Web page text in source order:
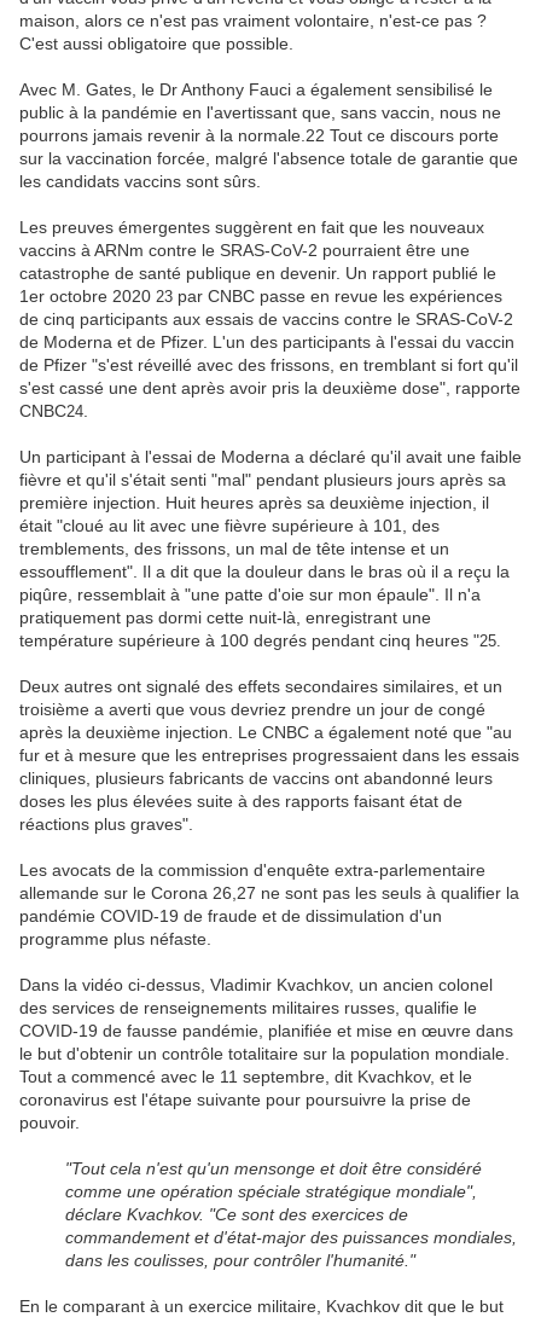
maison, alors ce n'est pas vraiment volontaire, n'est-ce pas ?
C'est aussi obligatoire que possible.
Avec M. Gates, le Dr Anthony Fauci a également sensibilisé le
public à la pandémie en l'avertissant que, sans vaccin, nous ne
pourrons jamais revenir à la normale.22 Tout ce discours porte
sur la vaccination forcée, malgré l'absence totale de garantie que
les candidats vaccins sont sûrs.
Les preuves émergentes suggèrent en fait que les nouveaux
vaccins à ARNm contre le SRAS-CoV-2 pourraient être une
catastrophe de santé publique en devenir. Un rapport publié le
1er octobre 2020 23 par CNBC passe en revue les expériences
de cinq participants aux essais de vaccins contre le SRAS-CoV-2
de Moderna et de Pfizer. L'un des participants à l'essai du vaccin
de Pfizer "s'est réveillé avec des frissons, en tremblant si fort qu'il
s'est cassé une dent après avoir pris la deuxième dose", rapporte
CNBC24
Un participant à l'essai de Moderna a déclaré qu'il avait une faible
fièvre et qu'il s'était senti "mal" pendant plusieurs jours après sa
première injection. Huit heures après sa deuxième injection, il
était "cloué au lit avec une fièvre supérieure à 101, des
tremblements, des frissons, un mal de tête intense et un
essoufflement". Il a dit que la douleur dans le bras où il a reçu la
piqûre, ressemblait à "une patte d'oie sur mon épaule". Il n'a
pratiquement pas dormi cette nuit-là, enregistrant une
température supérieure à 100 degrés pendant cinq heures "25.
Deux autres ont signalé des effets secondaires similaires, et un
troisième a averti que vous devriez prendre un jour de congé
après la deuxième injection. Le CNBC a également noté que "au
fur et à mesure que les entreprises progressaient dans les essais
cliniques, plusieurs fabricants de vaccins ont abandonné leurs
doses les plus élevées suite à des rapports faisant état de
réactions plus graves".
Les avocats de la commission d'enquête extra-parlementaire
allemande sur le Corona 26,27 ne sont pas les seuls à qualifier la
pandémie COVID-19 de fraude et de dissimulation d'un
programme plus néfaste.
Dans la vidéo ci-dessus, Vladimir Kvachkov, un ancien colonel
des services de renseignements militaires russes, qualifie le
COVID-19 de fausse pandémie, planifiée et mise en œuvre dans
le but d'obtenir un contrôle totalitaire sur la population mondiale.
Tout a commencé avec le 11 septembre, dit Kvachkov, et le
coronavirus est l'étape suivante pour poursuivre la prise de
pouvoir.
"Tout cela n'est qu'un mensonge et doit être considéré
comme une opération spéciale stratégique mondiale",
déclare Kvachkov. "Ce sont des exercices de
commandement et d'état-major des puissances mondiales,
dans les coulisses, pour contrôler l'humanité."
En le comparant à un exercice militaire, Kvachkov dit que le but